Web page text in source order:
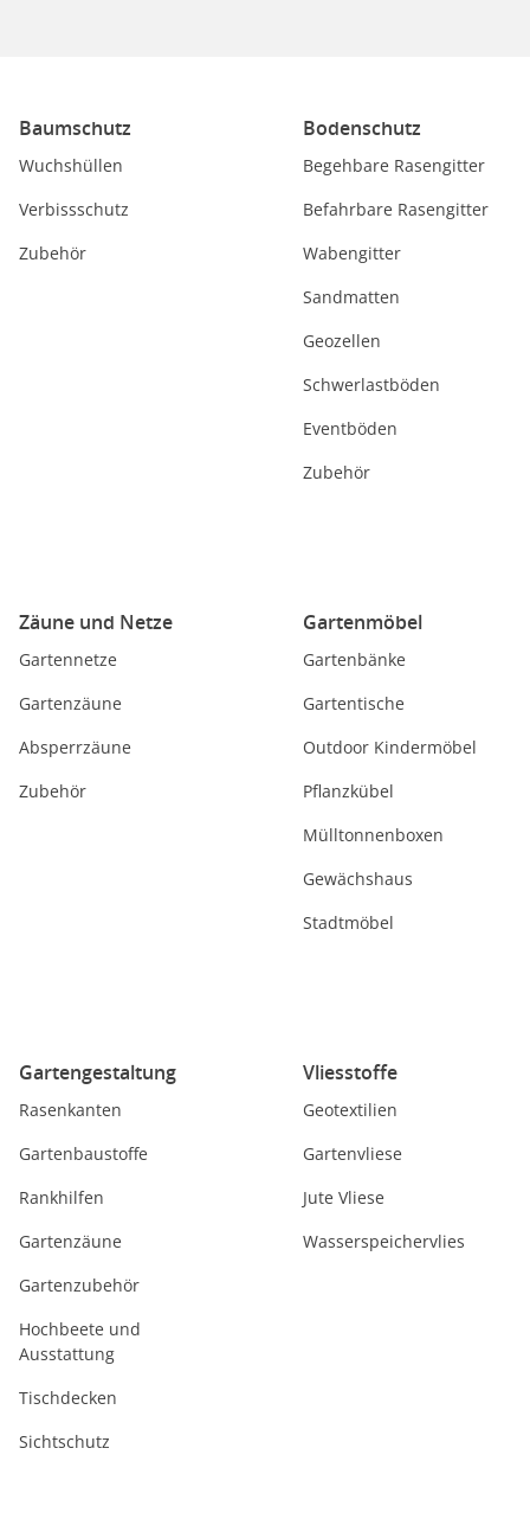
Baumschutz
Wuchshüllen
Verbissschutz
Zubehör
Bodenschutz
Begehbare Rasengitter
Befahrbare Rasengitter
Wabengitter
Sandmatten
Geozellen
Schwerlastböden
Eventböden
Zubehör
Zäune und Netze
Gartennetze
Gartenzäune
Absperrzäune
Zubehör
Gartenmöbel
Gartenbänke
Gartentische
Outdoor Kindermöbel
Pflanzkübel
Mülltonnenboxen
Gewächshaus
Stadtmöbel
Gartengestaltung
Rasenkanten
Gartenbaustoffe
Rankhilfen
Gartenzäune
Gartenzubehör
Hochbeete und
Ausstattung
Tischdecken
Sichtschutz
Vliesstoffe
Geotextilien
Gartenvliese
Jute Vliese
Wasserspeichervlies